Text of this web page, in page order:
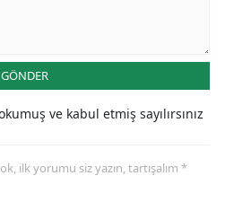
GÖNDER
ve kabul etmiş sayılırsınız
ilk yorumu siz yazın, tartışalım *